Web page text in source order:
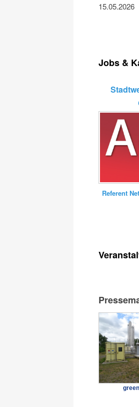
15.05.2026
Jobs &
Referent